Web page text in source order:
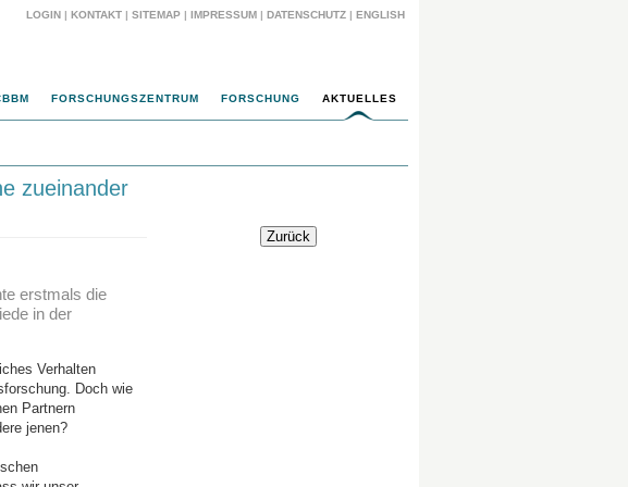
LOGIN | KONTAKT | SITEMAP | IMPRESSUM | DATENSCHUTZ | ENGLISH
FORSCHUNGSZENTRUM FORSCHUNG AKTUELLES
zueinander
erstmals die
in der
Verhalten
Doch wie
Partnern
jenen?